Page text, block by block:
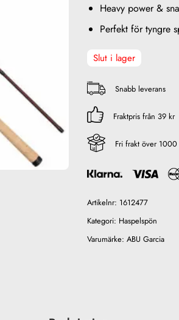
Heavy power &
Perfekt för tyngre
Slut i lager
Snabb leverans
Fraktpris från 39 kr
Fri frakt över
Artikelnr: 1612477
Kategori: Haspelspön
Varumärke: ABU Garcia